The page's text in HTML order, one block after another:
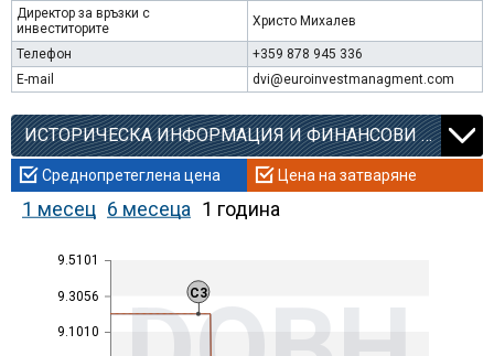
Директор за връзки с
инвеститорите
Христо Михалев
Телефон
+359 878 945 336
E-mail
dvi@euroinvestmanagment.com
ИСТОРИЧЕСКА ИНФОРМАЦИЯ И ФИНАНСОВИ КОЕФИЦИЕНТИ
Среднопретеглена цена Цена на затваряне
1 месец 6 месеца 1 година
9.1010
9.3056
9.5101
C3